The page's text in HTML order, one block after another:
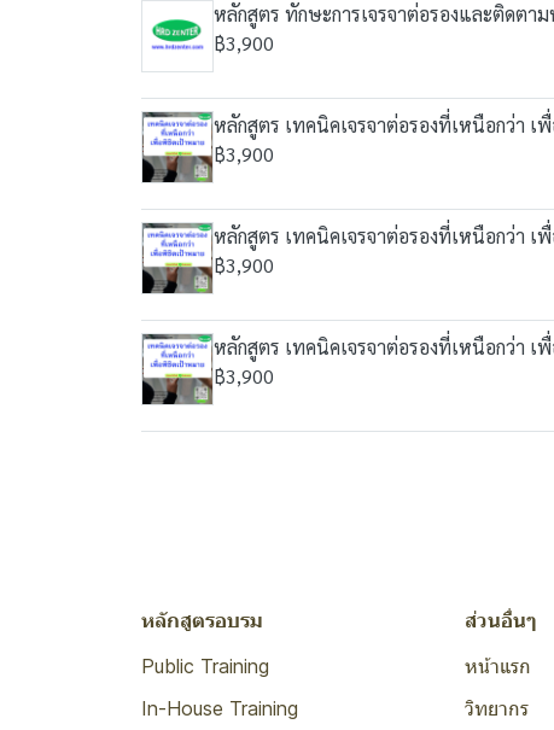
หลักสูตร ทักษะการเจรจาต่อรองและติดตา
฿3,900
หลักสูตร เทคนิคเจรจาต่อรองที่เหนือกว่า เ
฿3,900
หลักสูตร เทคนิคเจรจาต่อรองที่เหนือกว่า เ
฿3,900
หลักสูตร เทคนิคเจรจาต่อรองที่เหนือกว่า เ
฿3,900
หลักสูตรอบรม
Public Training
In-House Training
ส่วนอื่นๆ
หน้าแรก
วิทยากร